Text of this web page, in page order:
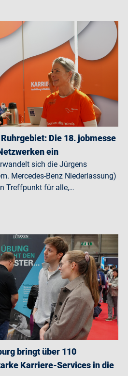
Die 18. jobmesse
ein
sich die Jürgens
Mercedes-Benz Niederlassung)
Treffpunkt für alle,…
bringt über 110
Karriere-Services in die